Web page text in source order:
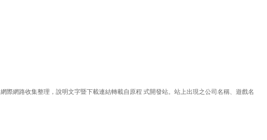
網路收集整理，說明文字暨下載連結轉載自原程 式開發站。站上出現之公司名稱、遊戲名